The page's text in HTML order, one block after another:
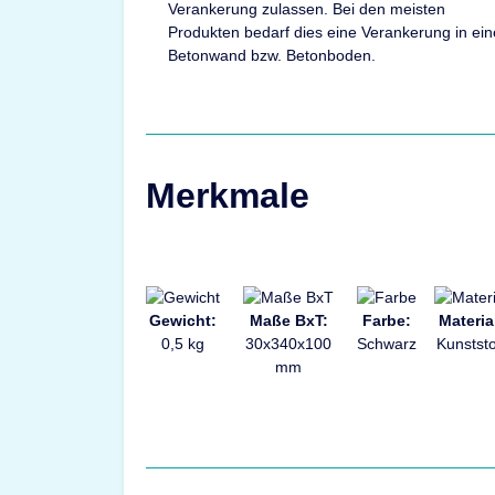
Verankerung zulassen. Bei den meisten
Produkten bedarf dies eine Verankerung in
Betonwand bzw. Betonboden.
Merkmale
Gewicht:
0,5 kg
Maße BxT:
30x340x100
mm
Farbe:
Schwarz